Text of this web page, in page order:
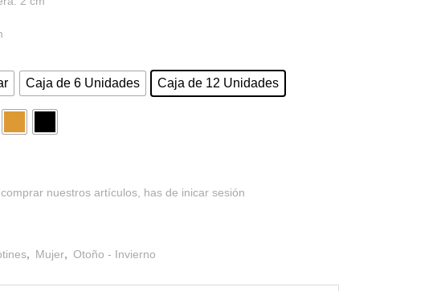
Caja de 6 Unidades Caja de 12 Unidades
nuestros artículos, has de inicar sesión
, Mujer, Otoño - Invierno